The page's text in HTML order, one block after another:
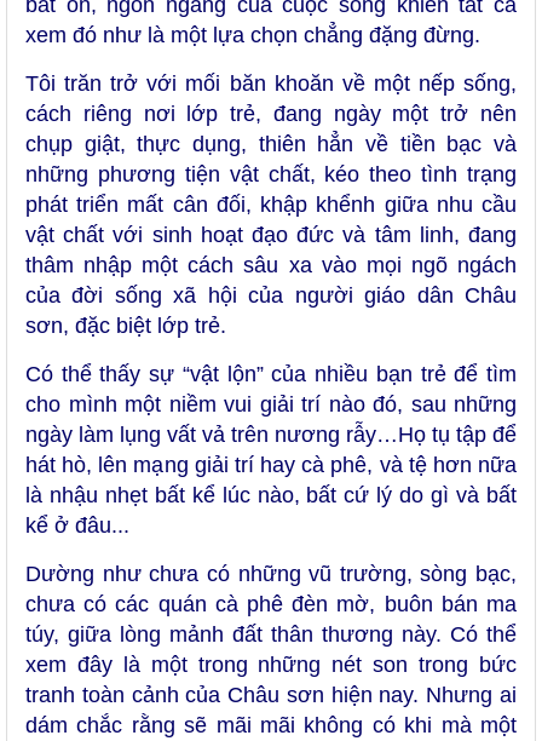
xem đó như là một lựa chọn chẳng đặng đừng.
Tôi trăn trở với mối băn khoăn về một nếp sống,
cách riêng nơi lớp trẻ, đang ngày một trở nên
chụp giật, thực dụng, thiên hẳn về tiền bạc và
những phương tiện vật chất, kéo theo tình trạng
phát triển mất cân đối, khập khểnh giữa nhu cầu
vật chất với sinh hoạt đạo đức và tâm linh, đang
thâm nhập một cách sâu xa vào mọi ngõ ngách
của đời sống xã hội của người giáo dân Châu
sơn, đặc biệt lớp trẻ.
Có thể thấy sự “vật lộn” của nhiều bạn trẻ để tìm
cho mình một niềm vui giải trí nào đó, sau những
ngày làm lụng vất vả trên nương rẫy…Họ tụ tập để
hát hò, lên mạng giải trí hay cà phê, và tệ hơn nữa
là nhậu nhẹt bất kể lúc nào, bất cứ lý do gì và bất
kể ở đâu...
Dường như chưa có những vũ trường, sòng bạc,
chưa có các quán cà phê đèn mờ, buôn bán ma
túy, giữa lòng mảnh đất thân thương này. Có thể
xem đây là một trong những nét son trong bức
tranh toàn cảnh của Châu sơn hiện nay. Nhưng ai
dám chắc rằng sẽ mãi mãi không có khi mà một